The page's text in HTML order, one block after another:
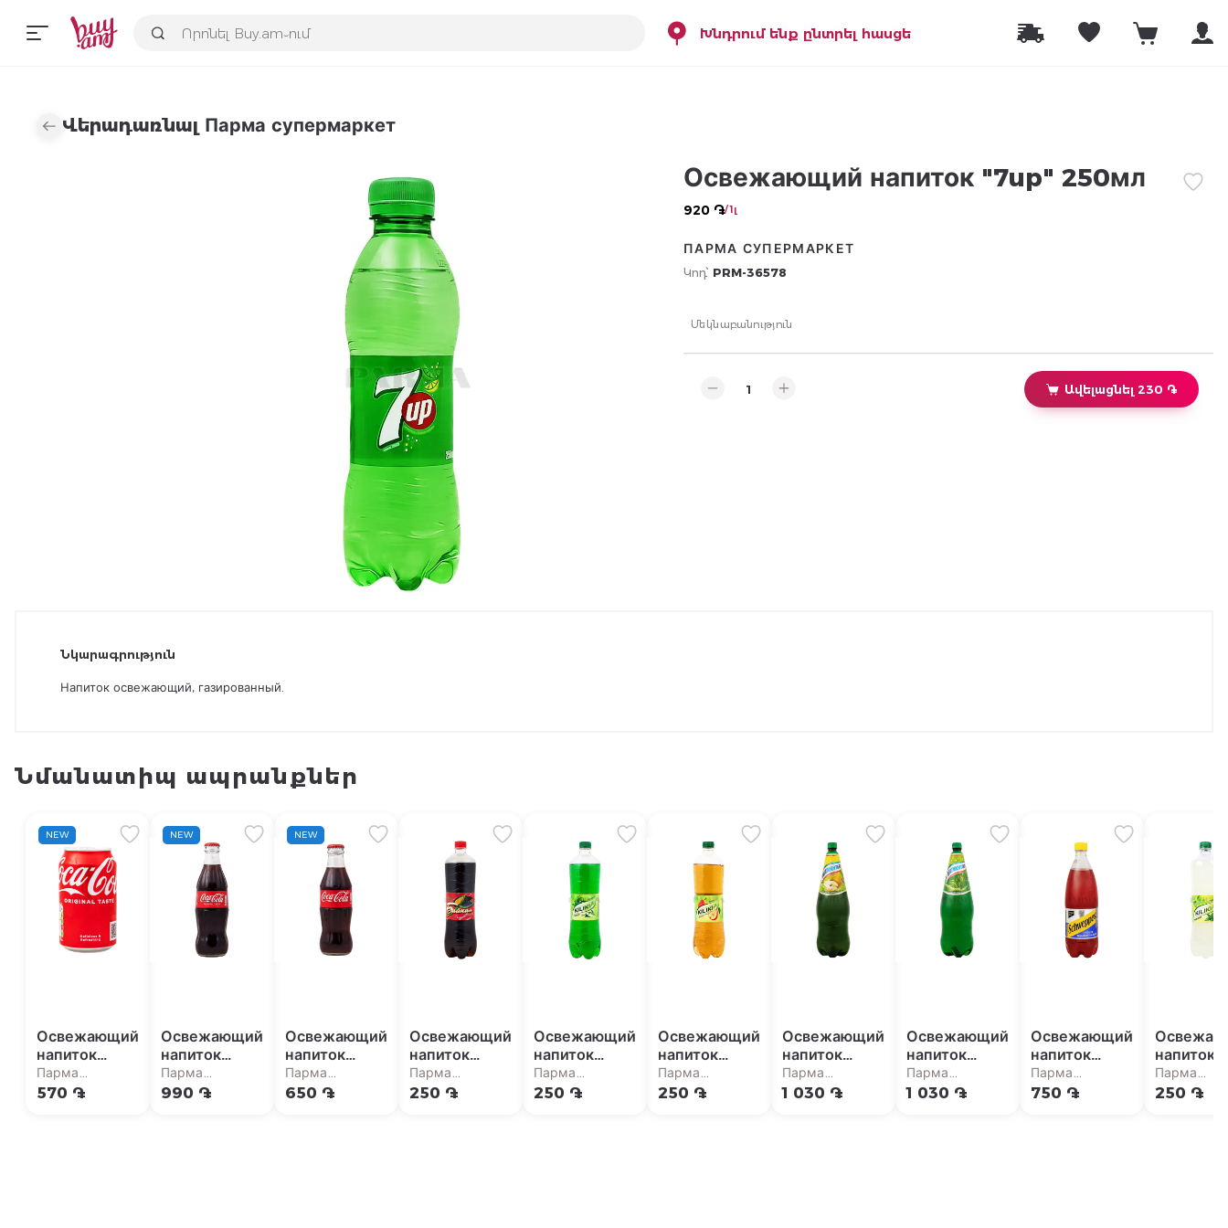
Խնդրում ենք ընտրել հասցե
Վերադառնալ Парма супермаркет
Освежающий напиток "7up" 250мл
920 ֏/ 1լ
ПАРМА СУПЕРМАРКЕТ
Կոդ՝ PRM-36578
Մեկնաբանություն
Ավելացնել 230 ֏
Նկարագրություն
Напиток освежающий, газированный.
Նմանատիպ ապրանքներ
NEW
Освежающий
напиток
"Coca-Cola"
330мл
Парма
супермаркет
570 ֏
NEW
Освежающий
напиток
"Coca-Cola"
330мл
Парма
супермаркет
990 ֏
NEW
Освежающий
напиток
"Coca-Cola"
200мл
Парма
супермаркет
650 ֏
Освежающий
напиток
"Киликия"
байкал 1л
Парма
супермаркет
250 ֏
Освежающий
напиток
"Kilikia"
тархун 1л
Парма
супермаркет
250 ֏
Освежающий
напиток
"Kilikia"
дюшес 1л
Парма
супермаркет
250 ֏
Освежающий
напиток
"Natakhtari"
груша 2л
Парма
супермаркет
1 030 ֏
Освежающий
напиток
"Natakhtari"
тархун 2л
Парма
супермаркет
1 030 ֏
Освежающий
напиток
"Schweppes"
черника 1л
Парма
супермаркет
750 ֏
напиток
мохито 1л
Парма
250 ֏